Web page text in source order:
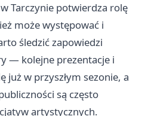
Tarczynie potwierdza rolę
może występować i
śledzić zapowiedzi
— kolejne prezentacje i
już w przyszłym sezonie, a
są często
artystycznych.